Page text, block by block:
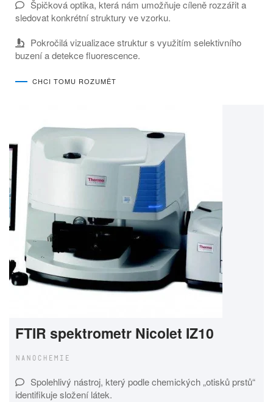
Špičková optika, která nám umožňuje cíleně rozzářit a
sledovat konkrétní struktury ve vzorku.
Pokročilá vizualizace struktur s využitím selektivního
buzení a detekce fluorescence.
CHCI TOMU ROZUMĚT
FTIR spektrometr Nicolet IZ10
NANOCHEMIE
Spolehlivý nástroj, který podle chemických „otisků prstů“
identifikuje složení látek.